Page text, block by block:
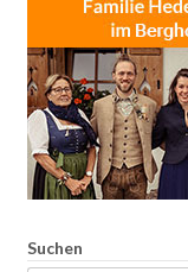
Suchen